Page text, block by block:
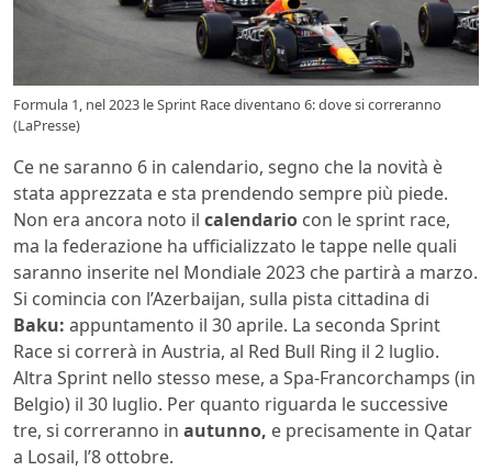
Formula 1, nel 2023 le Sprint Race diventano 6: dove si correranno
(LaPresse)
Ce ne saranno 6 in calendario, segno che la novità è
stata apprezzata e sta prendendo sempre più piede.
Non era ancora noto il calendario con le sprint race,
ma la federazione ha ufficializzato le tappe nelle quali
saranno inserite nel Mondiale 2023 che partirà a marzo.
Si comincia con l’Azerbaijan, sulla pista cittadina di
Baku: appuntamento il 30 aprile. La seconda Sprint
Race si correrà in Austria, al Red Bull Ring il 2 luglio.
Altra Sprint nello stesso mese, a Spa-Francorchamps (in
Belgio) il 30 luglio. Per quanto riguarda le successive
tre, si correranno in autunno, e precisamente in Qatar
a Losail, l’8 ottobre.